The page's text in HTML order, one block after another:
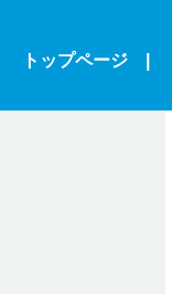
トップページ